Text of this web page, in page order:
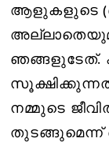
ആളുകളുടെ
ഞങ്ങളുടേത്.
നമ്മുടെ
തുടങ്ങുമെന്ന്